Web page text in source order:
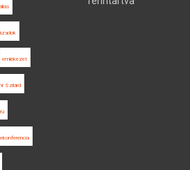
emlékezet
Szilárd